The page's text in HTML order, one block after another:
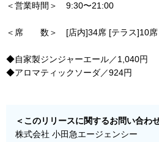
＜営業時間＞ 9:30〜21:00
＜席 数＞ [店内]34席 [テラス]10席
◆自家製ジンジャーエール／1,040円
◆アロマティックソーダ／924円
＜このリリースに関するお問い合わ
株式会社 小田急エージェンシー